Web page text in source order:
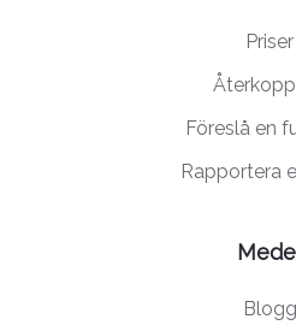
Priser
Föreslå en
Rapportera
Blogg